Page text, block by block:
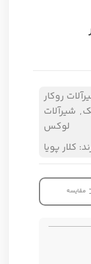
روکار
, شیرآلات
لوکس
کلار پویا
مقایسه